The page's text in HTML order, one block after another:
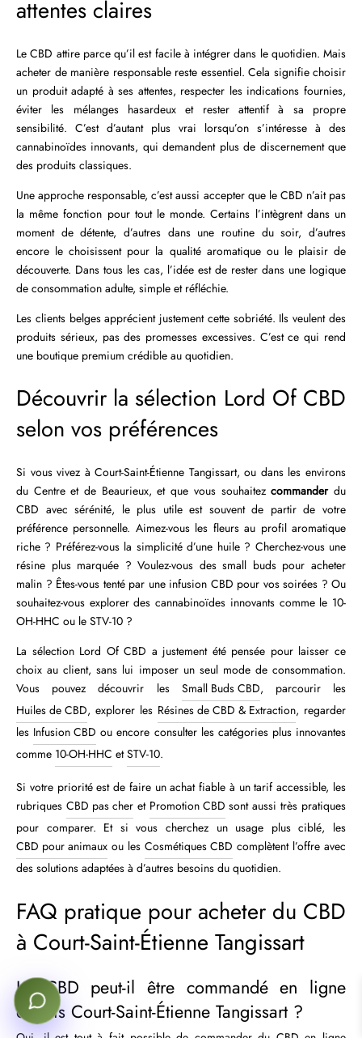
attentes claires
Le CBD attire parce qu’il est facile à intégrer dans le quotidien. Mais
acheter de manière responsable reste essentiel. Cela signifie choisir
un produit adapté à ses attentes, respecter les indications fournies,
éviter les mélanges hasardeux et rester attentif à sa propre
sensibilité. C’est d’autant plus vrai lorsqu’on s’intéresse à des
cannabinoïdes innovants, qui demandent plus de discernement que
des produits classiques.
Une approche responsable, c’est aussi accepter que le CBD n’ait pas
la même fonction pour tout le monde. Certains l’intègrent dans un
moment de détente, d’autres dans une routine du soir, d’autres
encore le choisissent pour la qualité aromatique ou le plaisir de
découverte. Dans tous les cas, l’idée est de rester dans une logique
de consommation adulte, simple et réfléchie.
Les clients belges apprécient justement cette sobriété. Ils veulent des
produits sérieux, pas des promesses excessives. C’est ce qui rend
une boutique premium crédible au quotidien.
Découvrir la sélection Lord Of CBD
selon vos préférences
Si vous vivez à Court-Saint-Étienne Tangissart, ou dans les environs
du Centre et de Beaurieux, et que vous souhaitezcommanderdu
CBD avec sérénité, le plus utile est souvent de partir de votre
préférence personnelle. Aimez-vous les fleurs au profil aromatique
riche ? Préférez-vous la simplicité d’une huile ? Cherchez-vous une
résine plus marquée ? Voulez-vous des small buds pour acheter
malin ? Êtes-vous tenté par une infusion CBD pour vos soirées ? Ou
souhaitez-vous explorer des cannabinoïdes innovants comme le 10-
OH-HHC ou le STV-10 ?
La sélection Lord Of CBD a justement été pensée pour laisser ce
choix au client, sans lui imposer un seul mode de consommation.
Vous pouvez découvrir les Small Buds CBD, parcourir les
Huiles de CBD, explorer les Résines de CBD & Extraction, regarder
les Infusion CBD ou encore consulter les catégories plus innovantes
comme 10-OH-HHC etSTV-10.
Si votre priorité est de faire un achat fiable à un tarif accessible, les
rubriques CBD pas cheret Promotion CBD sont aussi très pratiques
pour comparer. Et si vous cherchez un usage plus ciblé, les
CBD pour animaux ou les Cosmétiques CBD complètent l’offre avec
des solutions adaptées à d’autres besoins du quotidien.
FAQ pratique pour acheter du CBD
à Court-Saint-Étienne Tangissart
Le CBD peut-il être commandé en ligne
depuis Court-Saint-Étienne Tangissart ?